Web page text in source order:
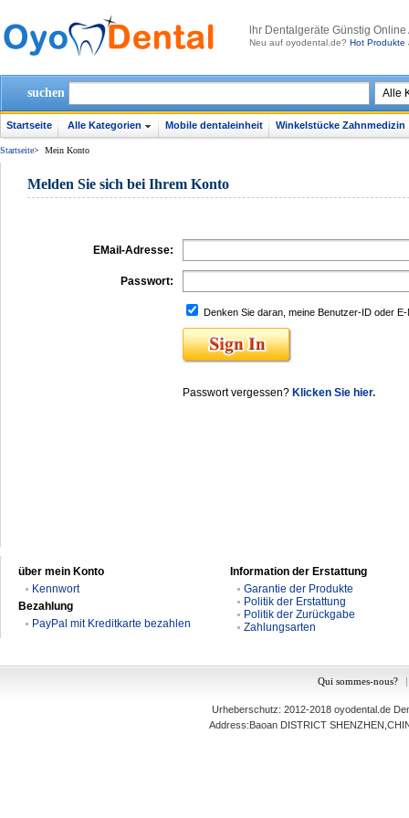
lhr Dentalgeräte Günstig
Neu auf oyodental.de? Hot Produkte
suchen
Startseite Alle Kategorien Mobile dentaleinheit Winkelstücke Zahnmedizin
Startseite> Mein Konto
Melden Sie sich bei Ihrem Konto
EMail-Adresse:
Passwort:
Denken Sie daran, meine Benutzer-ID oder
Passwort vergessen? Klicken Sie hier.
über mein Konto
Kennwort
Bezahlung
PayPal mit Kreditkarte bezahlen
Information der Erstattung
Garantie der Produkte
Politik der Erstattung
Politik der Zurückgabe
Zahlungsarten
Qui sommes-nous? |
Urheberschutz: 2012-2018 oyodental.de
Address:Baoan DISTRICT